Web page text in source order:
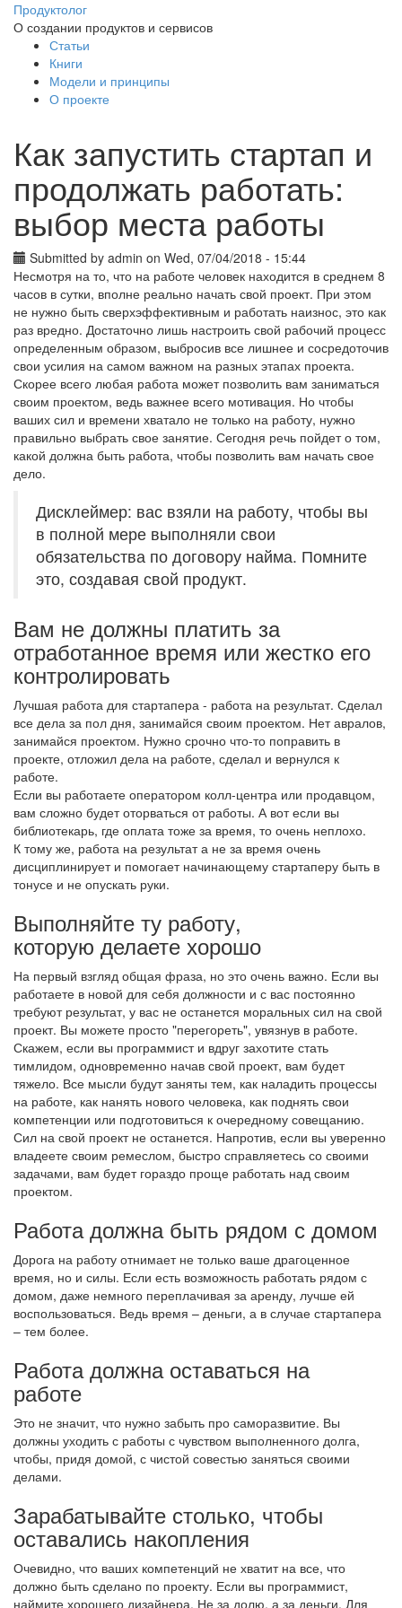
Skip to main content
Продуктолог
О создании продуктов и сервисов
Main menu
Статьи
Книги
Модели и принципы
О проекте
Как запустить стартап и
продолжать работать:
выбор места работы
Submitted by admin on Wed, 07/04/2018 - 15:44
Несмотря на то, что на работе человек находится в среднем 8
часов в сутки, вполне реально начать свой проект. При этом
не нужно быть сверхэффективным и работать наизнос, это как
раз вредно. Достаточно лишь настроить свой рабочий процесс
определенным образом, выбросив все лишнее и сосредоточив
свои усилия на самом важном на разных этапах проекта.
Скорее всего любая работа может позволить вам заниматься
своим проектом, ведь важнее всего мотивация. Но чтобы
ваших сил и времени хватало не только на работу, нужно
правильно выбрать свое занятие. Сегодня речь пойдет о том,
какой должна быть работа, чтобы позволить вам начать свое
дело.
Дисклеймер: вас взяли на работу, чтобы вы
в полной мере выполняли свои
обязательства по договору найма. Помните
это, создавая свой продукт.
Вам не должны платить за
отработанное время или жестко его
контролировать
Лучшая работа для стартапера - работа на результат. Сделал
все дела за пол дня, занимайся своим проектом. Нет авралов,
занимайся проектом. Нужно срочно что-то поправить в
проекте, отложил дела на работе, сделал и вернулся к
работе.
Если вы работаете оператором колл-центра или продавцом,
вам сложно будет оторваться от работы. А вот если вы
библиотекарь, где оплата тоже за время, то очень неплохо.
К тому же, работа на результат а не за время очень
дисциплинирует и помогает начинающему стартаперу быть в
тонусе и не опускать руки.
Выполняйте ту работу,
которую делаете хорошо
На первый взгляд общая фраза, но это очень важно. Если вы
работаете в новой для себя должности и с вас постоянно
требуют результат, у вас не останется моральных сил на свой
проект. Вы можете просто "перегореть", увязнув в работе.
Скажем, если вы программист и вдруг захотите стать
тимлидом, одновременно начав свой проект, вам будет
тяжело. Все мысли будут заняты тем, как наладить процессы
на работе, как нанять нового человека, как поднять свои
компетенции или подготовиться к очередному совещанию.
Сил на свой проект не останется. Напротив, если вы уверенно
владеете своим ремеслом, быстро справляетесь со своими
задачами, вам будет гораздо проще работать над своим
проектом.
Работа должна быть рядом с домом
Дорога на работу отнимает не только ваше драгоценное
время, но и силы. Если есть возможность работать рядом с
домом, даже немного переплачивая за аренду, лучше ей
воспользоваться. Ведь время – деньги, а в случае стартапера
– тем более.
Работа должна оставаться на
работе
Это не значит, что нужно забыть про саморазвитие. Вы
должны уходить с работы с чувством выполненного долга,
чтобы, придя домой, с чистой совестью заняться своими
делами.
Зарабатывайте столько, чтобы
оставались накопления
Очевидно, что ваших компетенций не хватит на все, что
должно быть сделано по проекту. Если вы программист,
наймите хорошего дизайнера. Не за долю, а за деньги. Для